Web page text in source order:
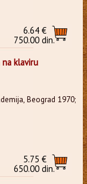
6.64 €
750.00 din.
klaviru
Beograd 1970;
5.75 €
650.00 din.